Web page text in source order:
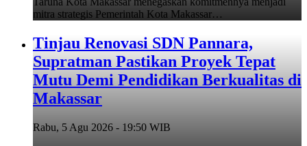
mitra strategis Pemerintah Kota Makassar…
Tinjau Renovasi SDN Pannara,
Supratman Pastikan Proyek Tepat
Mutu Demi Pendidikan Berkualitas di
Makassar
Rabu, 5 Agu 2026 - 19:50 WIB